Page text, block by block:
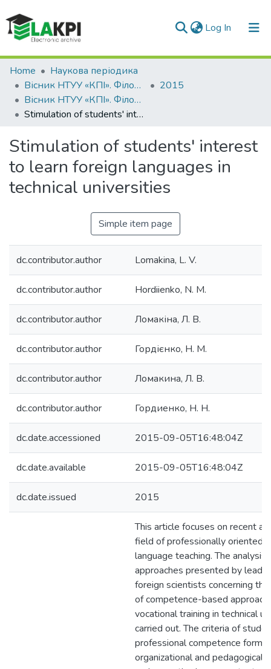
Log In (current)
Communities & Collections
All of DSpace
Statistics
Home
Наукова періодика
Вісник НТУУ «КПІ». Філологія. Педагогіка
2015
Вісник НТУУ «КПІ». Філологія. Педагогіка: збірник наукових праць, Вип. 5
Stimulation of students' interest to learn foreign languages in technical universities
Stimulation of students' interest
to learn foreign languages in
technical universities
Simple item page
dc.contributor.author Lomakina, L. V.
dc.contributor.author Hordiienko, N. M.
dc.contributor.author Ломакіна, Л. В.
dc.contributor.author Гордієнко, Н. М.
dc.contributor.author Ломакина, Л. В.
dc.contributor.author Гордиенко, Н. Н.
dc.date.accessioned 2015-09-05T16:48:04Z
dc.date.available 2015-09-05T16:48:04Z
dc.date.issued 2015
This article focuses on recent
field of professionally oriented
language teaching. The analysis
approaches presented by
foreign scientists concerning
of competence-based
vocational training in technical
carried out. The criteria of
professional competence
organizational and pedagogical